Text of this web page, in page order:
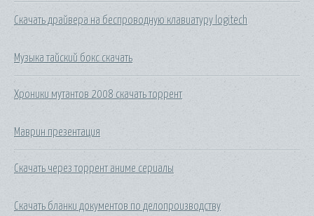
Скачать драйвера на беспроводную клавиатуру logitech
Музыка тайский бокс скачать
Хроники мутантов 2008 скачать торрент
Маврин презентация
Скачать через торрент аниме сериалы
Скачать бланки документов по делопроизводству